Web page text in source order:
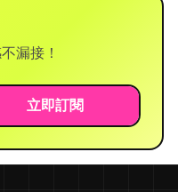
漏接！
立即訂閱